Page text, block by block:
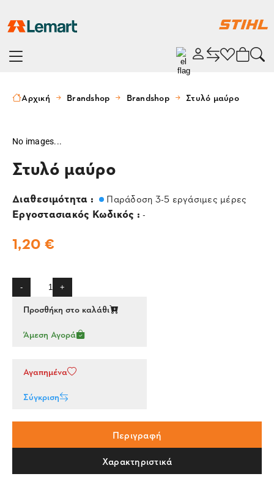
Αρχική Brandshop Brandshop Στυλό μαύρο
No images...
Στυλό μαύρο
Διαθεσιμότητα : Παράδοση 3-5 εργάσιμες μέρες
Εργοστασιακός Κωδικός : -
1,20 €
- +
Προσθήκη στο καλάθι
Άμεση Αγορά
Αγαπημένα
Σύγκριση
Περιγραφή
Χαρακτηριστικά